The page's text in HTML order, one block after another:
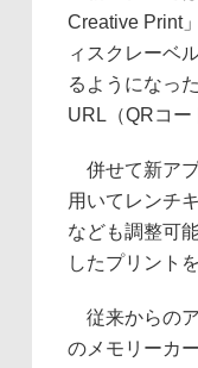
Creative Print
ィスクレーベ
るようになっ
URL（QRコー
併せて新ア
用いてレンチ
なども調整可
したプリント
従来からの
のメモリーカ